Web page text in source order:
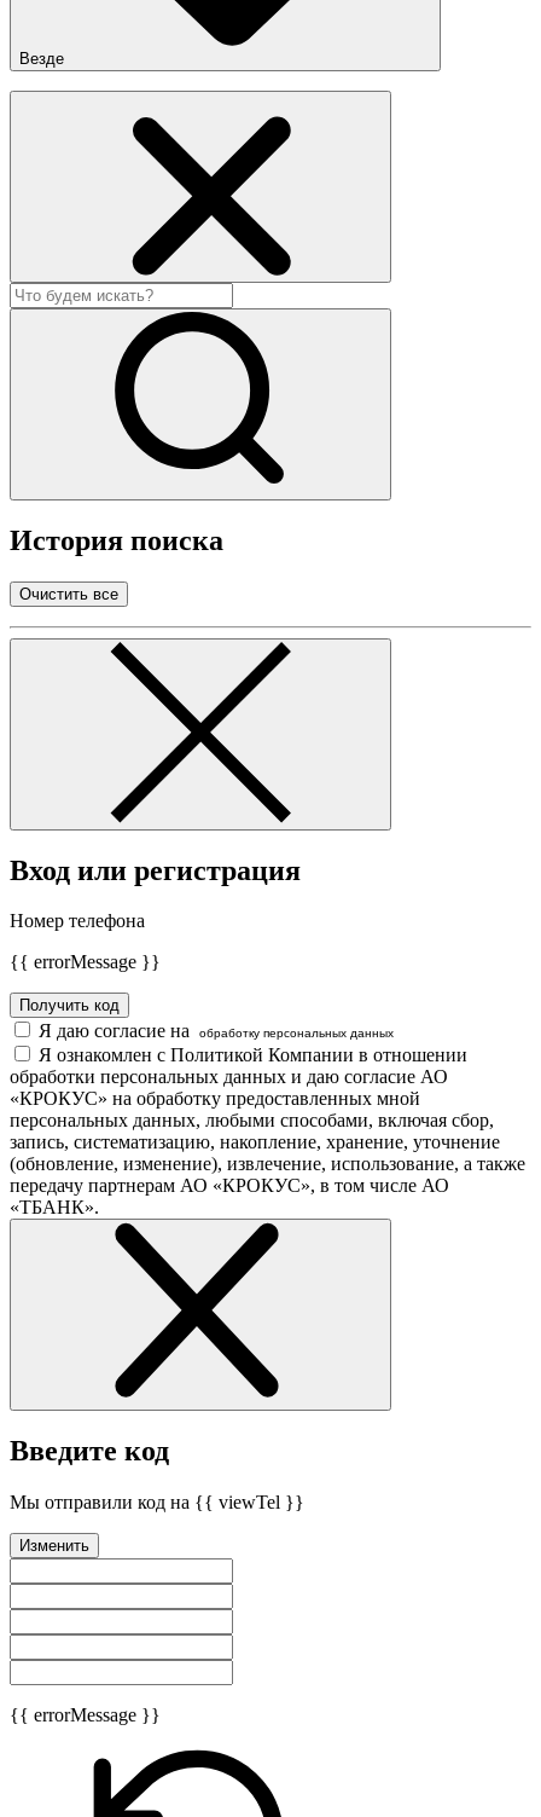
Везде
История поиска
Очистить все
Вход или регистрация
Номер телефона
{{ errorMessage }}
Получить код
Я даю согласие на обработку персональных данных
Я ознакомлен с Политикой Компании в отношении
обработки персональных данных и даю согласие АО
«КРОКУС» на обработку предоставленных мной
персональных данных, любыми способами, включая сбор,
запись, систематизацию, накопление, хранение, уточнение
(обновление, изменение), извлечение, использование, а также
передачу партнерам АО «КРОКУС», в том числе АО
«ТБАНК».
Введите код
Мы отправили код на {{ viewTel }}
Изменить
{{ errorMessage }}